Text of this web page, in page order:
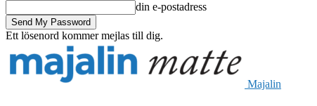
din e-postadress
Ett lösenord kommer mejlas till dig.
Majalin